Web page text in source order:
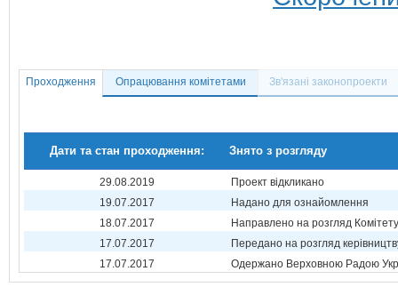
Проходження Опрацювання комітетами Зв'язані законопроекти
Дати та стан проходження: Знято з розгляду
29.08.2019
Проект відкликано
19.07.2017
Надано для ознайомлення
18.07.2017
Направлено на розгляд Комітету
17.07.2017
Передано на розгляд
17.07.2017
Одержано Верховною Радою